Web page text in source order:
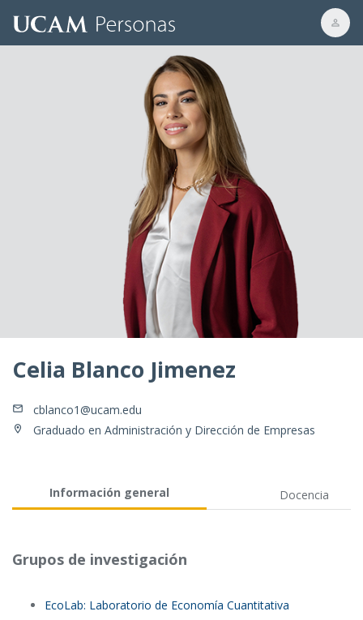
Celia Blanco Jimenez
cblanco1@ucam.edu
Graduado en Administración y Dirección de Empresas
Información general Docencia
Grupos de investigación
EcoLab: Laboratorio de Economía Cuantitativa